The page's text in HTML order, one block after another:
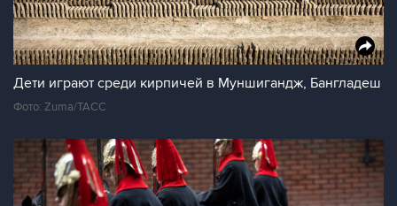
Дети играют среди кирпичей в Муншигандж, Бангладеш
Фото: Zuma/ТАСС